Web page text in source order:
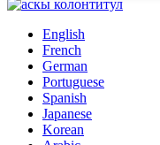
English
French
German
Portuguese
Spanish
Japanese
Korean